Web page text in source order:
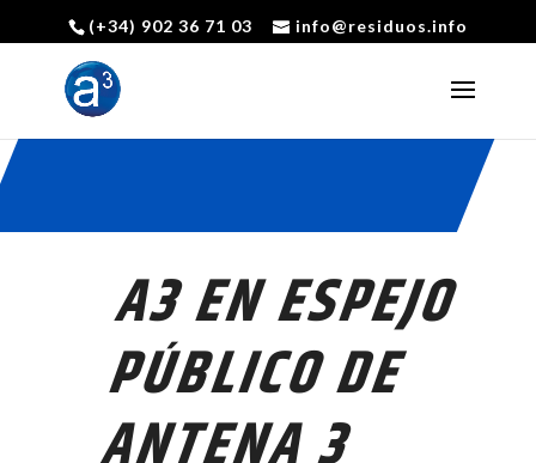
Abrir barra de herramientas
(+34) 902 36 71 03 info@residuos.info
A3 EN ESPEJO
PÚBLICO DE